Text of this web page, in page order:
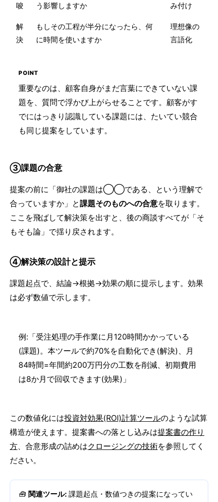
唆
う影響しますか
み付け
解
決
もしその工程が半分になったら、何
に時間を使いますか
理想像の
言語化
重要なのは、顧客自身がまだ言葉にできていない課
題を、質問で浮かび上がらせることです。顧客がす
でにはっきり認識している課題には、たいてい競合
も同じ提案をしています。
③課題の合意
提案の前に「御社の課題は◯◯である、という理解で
合っていますか」と課題そのものへの合意を取ります。
ここを飛ばして解決策を出すと、後の商談すべてが「そ
もそも論」で揺り戻されます。
④解決策の設計と提示
課題起点で、結論→根拠→効果の順に提示します。効果
は必ず数値で示します。
例:「受注処理の手作業に月120時間かかっている
(課題)。本ツールで約70%を自動化でき(解決)、月
84時間=年間約200万円分の工数を削減、初期費用
は8か月で回収できます(効果)」
この数値化には投資対効果(ROI)計算ツールのような試算
構造が使えます。提案書への落とし込みは提案書の作り
方 、合意形成の詰めはクロージングの技術を参照してく
ださい。
🧰 関連ツール: 課題起点・数値つきの提案になってい